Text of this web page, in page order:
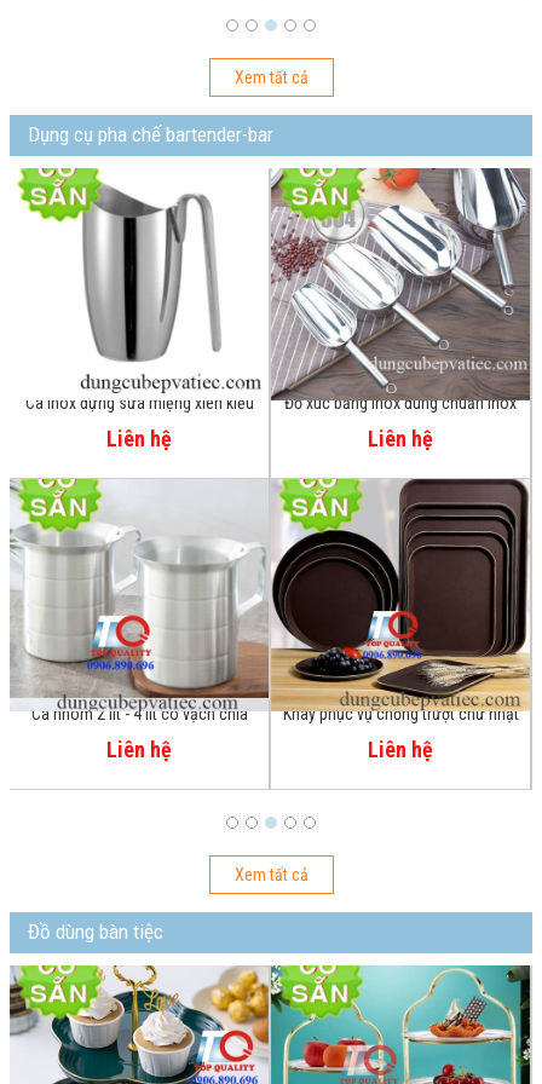
Xem tất cả
Dụng cụ pha chế bartender-bar
Ca inox đựng sữa miệng xiên kiểu
Nhật- chính hãng EAST
Liên hệ
Ca nhôm 2 lít - 4 lít có vạch chia
đong định lượng
Liên hệ
Đồ xúc bằng inox đúng chuẩn inox
SUS 304 lớn và nhỏ số 1 2 3 4 5
Liên hệ
Khay phục vụ chống trượt chữ nhật
Liên hệ
Xem tất cả
Đồ dùng bàn tiệc